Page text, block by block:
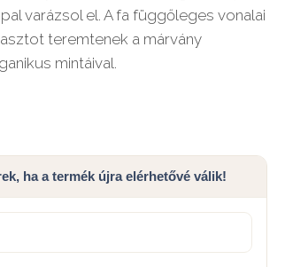
varázsol el. A fa függőleges vonalai
teremtenek a márvány
mintáival.
ha a termék újra elérhetővé válik!